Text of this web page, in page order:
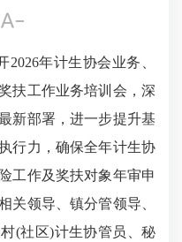

年计生协会业务、
扶工作业务培训会，深
新部署，进一步提升基
行力，确保全年计生协
工作及奖扶对象年审申
关领导、镇分管领导、
(社区)计生协管员、秘